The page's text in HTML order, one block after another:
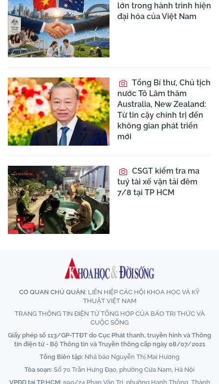
lớn trong hành trình hiện
đại hóa của Việt Nam
Tổng Bí thư, Chủ tịch
nước Tô Lâm thăm
Australia, New Zealand:
Từ tin cậy chính trị đến
không gian phát triển
mới
CSGT kiểm tra ma
tuý tài xế vận tải đêm
7/8 tại TP HCM
CƠ QUAN CHỦ QUẢN: LIÊN HIỆP CÁC HỘI KHOA HỌC VÀ KỸ
THUẬT VIỆT NAM
TRANG THÔNG TIN ĐIỆN TỬ TỔNG HỢP CỦA BÁO TRI THỨC VÀ
CUỘC SỐNG
Giấy phép số 113/GP-TTĐT do Cục Phát thanh, truyền hình và Thông
tin điện tử - Bộ Thông tin và Truyền thông cấp ngày 08/07/2021
Tổng Biên tập: Nhà báo Nguyễn Thị Mai Hương
Tòa soạn: Số 70 Trần Hưng Đạo, phường Cửa Nam, Hà Nội
VPĐD tại TP.HCM: 590/24 Phan Văn Trị, phường Hạnh Thông, Thành